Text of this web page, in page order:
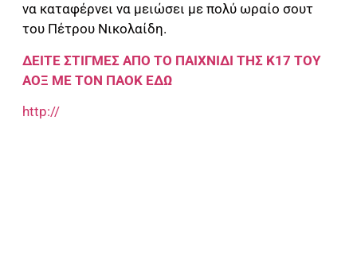
να καταφέρνει να μειώσει με πολύ ωραίο σουτ
του Πέτρου Νικολαίδη.
ΔΕΙΤΕ ΣΤΙΓΜΕΣ ΑΠΟ ΤΟ ΠΑΙΧΝΙΔΙ ΤΗΣ Κ17 ΤΟΥ
ΑΟΞ ΜΕ ΤΟΝ ΠΑΟΚ ΕΔΩ
http://